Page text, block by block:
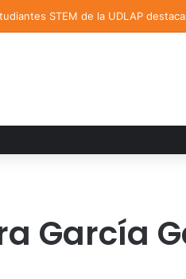
STEM de la UDLAP
García